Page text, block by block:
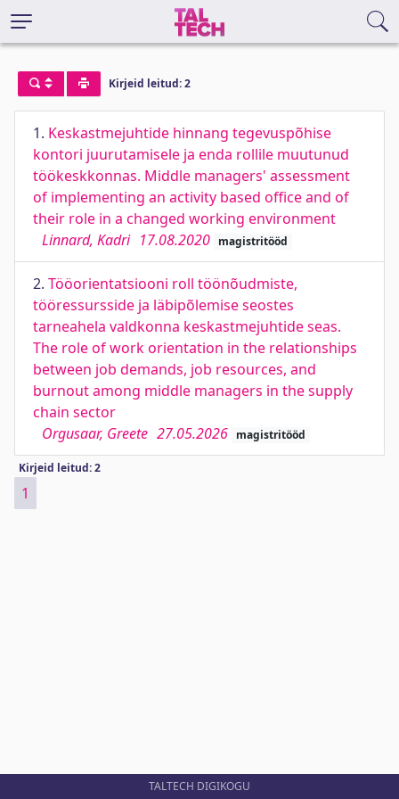
Kirjeid leitud: 2
1. Keskastmejuhtide hinnang tegevuspõhise
kontori juurutamisele ja enda rollile muutunud
töökeskkonnas. Middle managers' assessment
of implementing an activity based office and of
their role in a changed working environment
Linnard, Kadri 17.08.2020 magistritööd
2. Tööorientatsiooni roll töönõudmiste,
tööressursside ja läbipõlemise seostes
tarneahela valdkonna keskastmejuhtide seas.
The role of work orientation in the relationships
between job demands, job resources, and
burnout among middle managers in the supply
chain sector
Orgusaar, Greete 27.05.2026 magistritööd
Kirjeid leitud: 2
1
TALTECH DIGIKOGU